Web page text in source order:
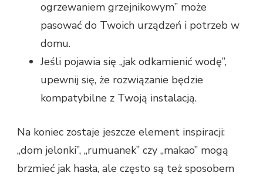
ogrzewaniem grzejnikowym” może
pasować do Twoich urządzeń i potrzeb w
domu.
Jeśli pojawia się „jak odkamienić wodę”,
upewnij się, że rozwiązanie będzie
kompatybilne z Twoją instalacją.
Na koniec zostaje jeszcze element inspiracji:
„dom jelonki”, „rumuanek” czy „makao” mogą
brzmieć jak hasła, ale często są też sposobem